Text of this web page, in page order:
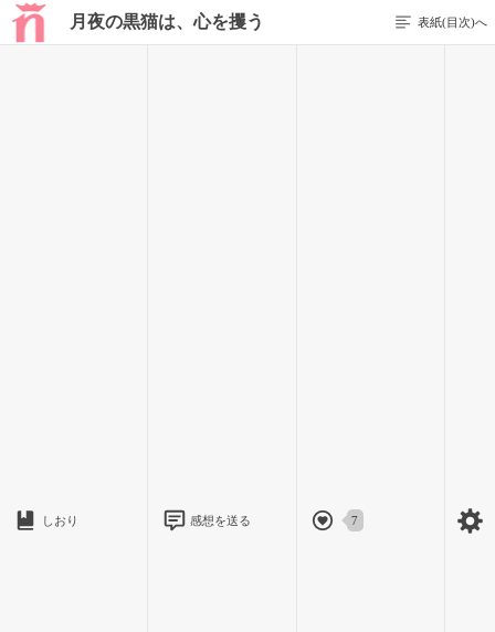
月夜の黒猫は、心を攫う 表紙(目次)へ
しおり 感想を送る 7
《心臓》を差し出した魔女では、想いも目的も違ったはずだ。